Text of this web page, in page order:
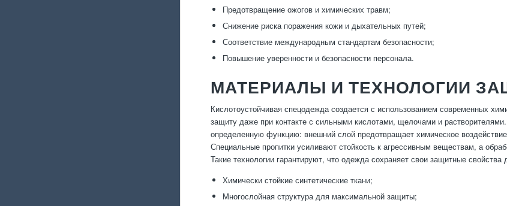
Предотвращение ожогов и химических травм;
Снижение риска поражения кожи и дыхательных путей;
Соответствие международным стандартам безопасности;
Повышение уверенности и безопасности персонала.
МАТЕРИАЛЫ И ТЕХНОЛОГИИ
Кислотоустойчивая спецодежда создается с использованием современных
защиту даже при контакте с сильными кислотами, щелочами и
определенную функцию: внешний слой предотвращает химическое
Специальные пропитки усиливают стойкость к агрессивным веществам, а
Такие технологии гарантируют, что одежда сохраняет свои защитные
Химически стойкие синтетические ткани;
Многослойная структура для максимальной защиты;